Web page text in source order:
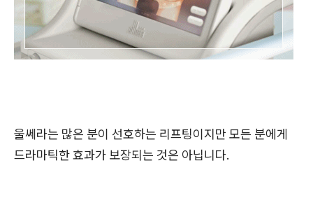
울쎄라는 많은 분이 선호하는 리프팅이지만 모든 분에게
드라마틱한 효과가 보장되는 것은 아닙니다.